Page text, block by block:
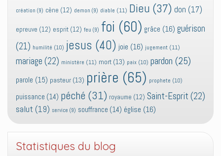
création (9) cène (12) demon (9) diable (11) Dieu (37) don (17)
epreuve (12) esprit (12) feu (9) foi (60) grâce (16) guérison
(21) humilité (10) jesus (40) joie (16) jugement (11)
mariage (22) ministère (11) mort (13) paix (10) pardon (25)
parole (15) pasteur (13) prière (65) prophete (10)
puissance (14) péché (31) royaume (12) Saint-Esprit (22)
salut (19) service (9) souffrance (14) église (16)
Statistiques du blog